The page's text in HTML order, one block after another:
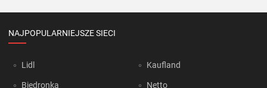
NAJPOPULARNIEJSZE SIECI
Lidl
Biedronka
Kaufland
Netto